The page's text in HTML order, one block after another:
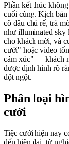
Phần kết thúc
cuối cùng. Kịch
cô dâu chú rể, trà
như illuminated sky
cho khách mời, và
cưới" hoặc video
cảm xúc" — khách
được định hình rõ
đột ngột.
Phân loại
cưới
Tiệc cưới hiện nay
đến hiện đại, từ